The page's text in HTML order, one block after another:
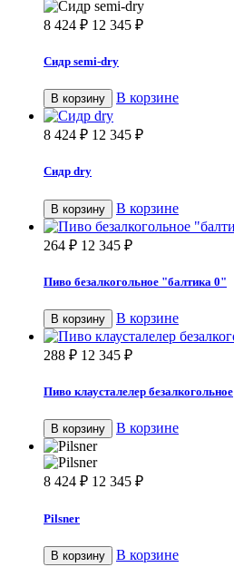
8 424 ₽ 12 345 ₽
Сидр semi-dry
В корзину В корзине
8 424 ₽ 12 345 ₽
Сидр dry
В корзину В корзине
264 ₽ 12 345 ₽
Пиво безалкогольное "балтика 0"
В корзину В корзине
288 ₽ 12 345 ₽
Пиво клаусталелер безалкогольное
В корзину В корзине
8 424 ₽ 12 345 ₽
Pilsner
В корзину В корзине